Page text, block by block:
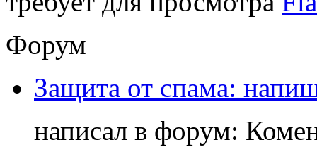
Форум
Защита от спама:
написал в форум: